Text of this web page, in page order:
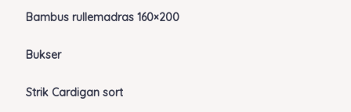
Bambus rullemadras 160×200
Bukser
Strik Cardigan sort